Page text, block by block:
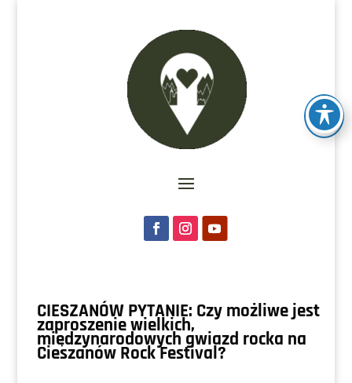
CIESZANÓW PYTANIE: Czy możliwe jest
zaproszenie wielkich,
międzynarodowych gwiazd rocka na
Cieszanów Rock Festival?